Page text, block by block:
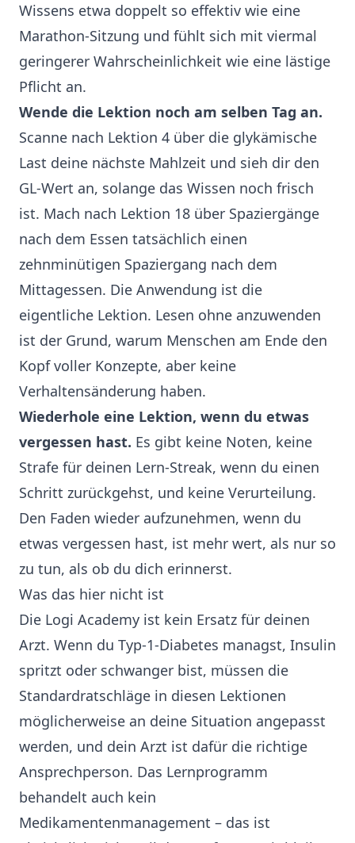
Wissens etwa doppelt so effektiv wie eine
Marathon-Sitzung und fühlt sich mit viermal
geringerer Wahrscheinlichkeit wie eine lästige
Pflicht an.
Wende die Lektion noch am selben Tag an.
Scanne nach Lektion 4 über die glykämische
Last deine nächste Mahlzeit und sieh dir den
GL-Wert an, solange das Wissen noch frisch
ist. Mach nach Lektion 18 über Spaziergänge
nach dem Essen tatsächlich einen
zehnminütigen Spaziergang nach dem
Mittagessen. Die Anwendung ist die
eigentliche Lektion. Lesen ohne anzuwenden
ist der Grund, warum Menschen am Ende den
Kopf voller Konzepte, aber keine
Verhaltensänderung haben.
Wiederhole eine Lektion, wenn du etwas
vergessen hast. Es gibt keine Noten, keine
Strafe für deinen Lern-Streak, wenn du einen
Schritt zurückgehst, und keine Verurteilung.
Den Faden wieder aufzunehmen, wenn du
etwas vergessen hast, ist mehr wert, als nur so
zu tun, als ob du dich erinnerst.
Was das hier nicht ist
Die Logi Academy ist kein Ersatz für deinen
Arzt. Wenn du Typ-1-Diabetes managst, Insulin
spritzt oder schwanger bist, müssen die
Standardratschläge in diesen Lektionen
möglicherweise an deine Situation angepasst
werden, und dein Arzt ist dafür die richtige
Ansprechperson. Das Lernprogramm
behandelt auch kein
Medikamentenmanagement – das ist